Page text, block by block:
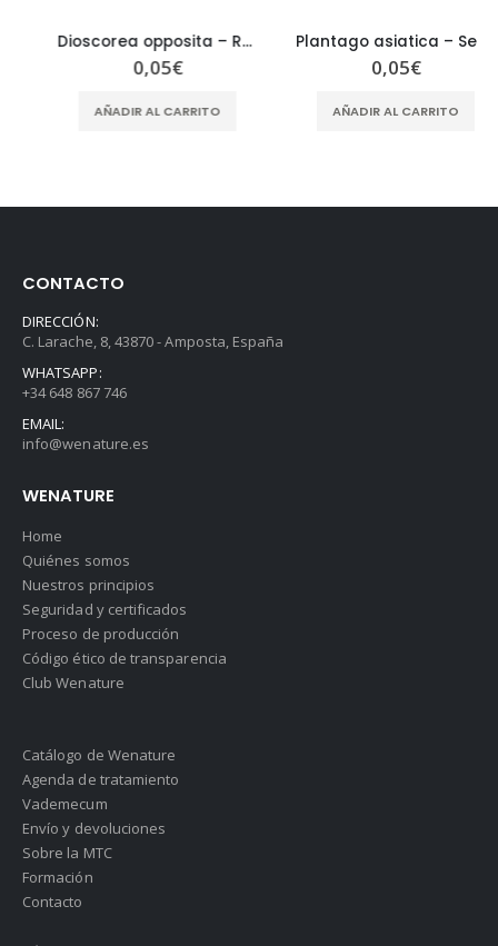
Dioscorea opposita – Radix Dioscoreae Oppositae SHAN YAO
0,05€
AÑADIR AL CARRITO
Plantago asiatica – Semen Plantaginis – CHE QIAN ZI
0,05€
AÑADIR AL CARRITO
CONTACTO
DIRECCIÓN:
C. Larache, 8, 43870 - Amposta, España
WHATSAPP:
+34 648 867 746
EMAIL:
info@wenature.es
WENATURE
Home
Quiénes somos
Nuestros principios
Seguridad y certificados
Proceso de producción
Código ético de transparencia
Club Wenature
Catálogo de Wenature
Agenda de tratamiento
Vademecum
Envío y devoluciones
Sobre la MTC
Formación
Contacto